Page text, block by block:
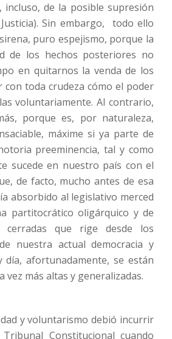
incluso, de la posible supresión
Sin embargo, todo ello
puro espejismo, porque la
de los hechos posteriores no
en quitarnos la venda de los
toda crudeza cómo el poder
voluntariamente. Al contrario,
porque es, por naturaleza,
máxime si ya parte de
preeminencia, tal y como
sucede en nuestro país con el
de facto, mucho antes de esa
absorbido al legislativo merced
partitocrático oligárquico y de
cerradas que rige desde los
nuestra actual democracia y
afortunadamente, se están
vez más altas y generalizadas.
y voluntarismo debió incurrir
Constitucional cuando